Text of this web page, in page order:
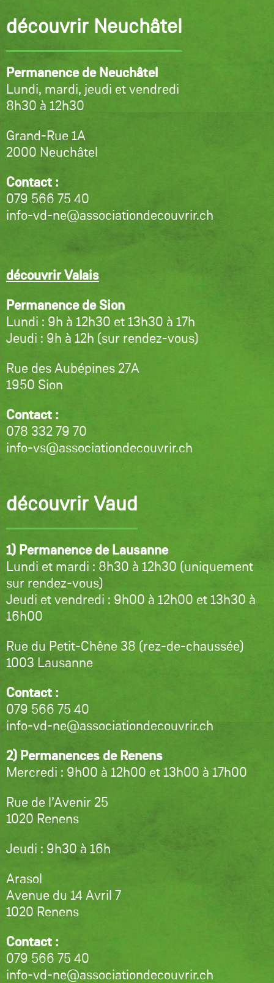
découvrir Neuchâtel
Permanence de Neuchâtel
Lundi, mardi, jeudi et vendredi
8h30 à 12h30
Grand-Rue 1A
2000 Neuchâtel
Contact :
079 566 75 40
info-vd-ne@associationdecouvrir.ch
découvrir Valais
Permanence de Sion
Lundi : 9h à 12h30 et 13h30 à 17h
Jeudi : 9h à 12h (sur rendez-vous)
Rue des Aubépines 27A
1950 Sion
Contact :
078 332 79 70
info-vs@associationdecouvrir.ch
découvrir Vaud
1) Permanence de Lausanne
Lundi et mardi : 8h30 à 12h30 (uniquement
sur rendez-vous)
Jeudi et vendredi : 9h00 à 12h00 et 13h30 à
16h00
Rue du Petit-Chêne 38 (rez-de-chaussée)
1003 Lausanne
Contact :
079 566 75 40
info-vd-ne@associationdecouvrir.ch
2) Permanences de Renens
Mercredi : 9h00 à 12h00 et 13h00 à 17h00
Rue de l’Avenir 25
1020 Renens
Jeudi : 9h30 à 16h
Arasol
Avenue du 14 Avril 7
1020 Renens
Contact :
079 566 75 40
info-vd-ne@associationdecouvrir.ch